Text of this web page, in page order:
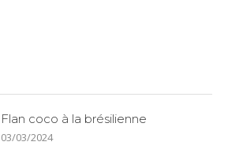
Flan coco à la brésilienne
03/03/2024